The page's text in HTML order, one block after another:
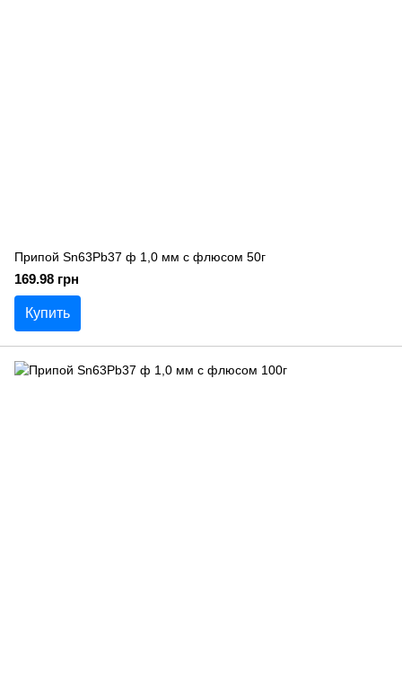
Припой Sn63Pb37 ф 1,0 мм с флюсом 50г
169.98 грн
Купить